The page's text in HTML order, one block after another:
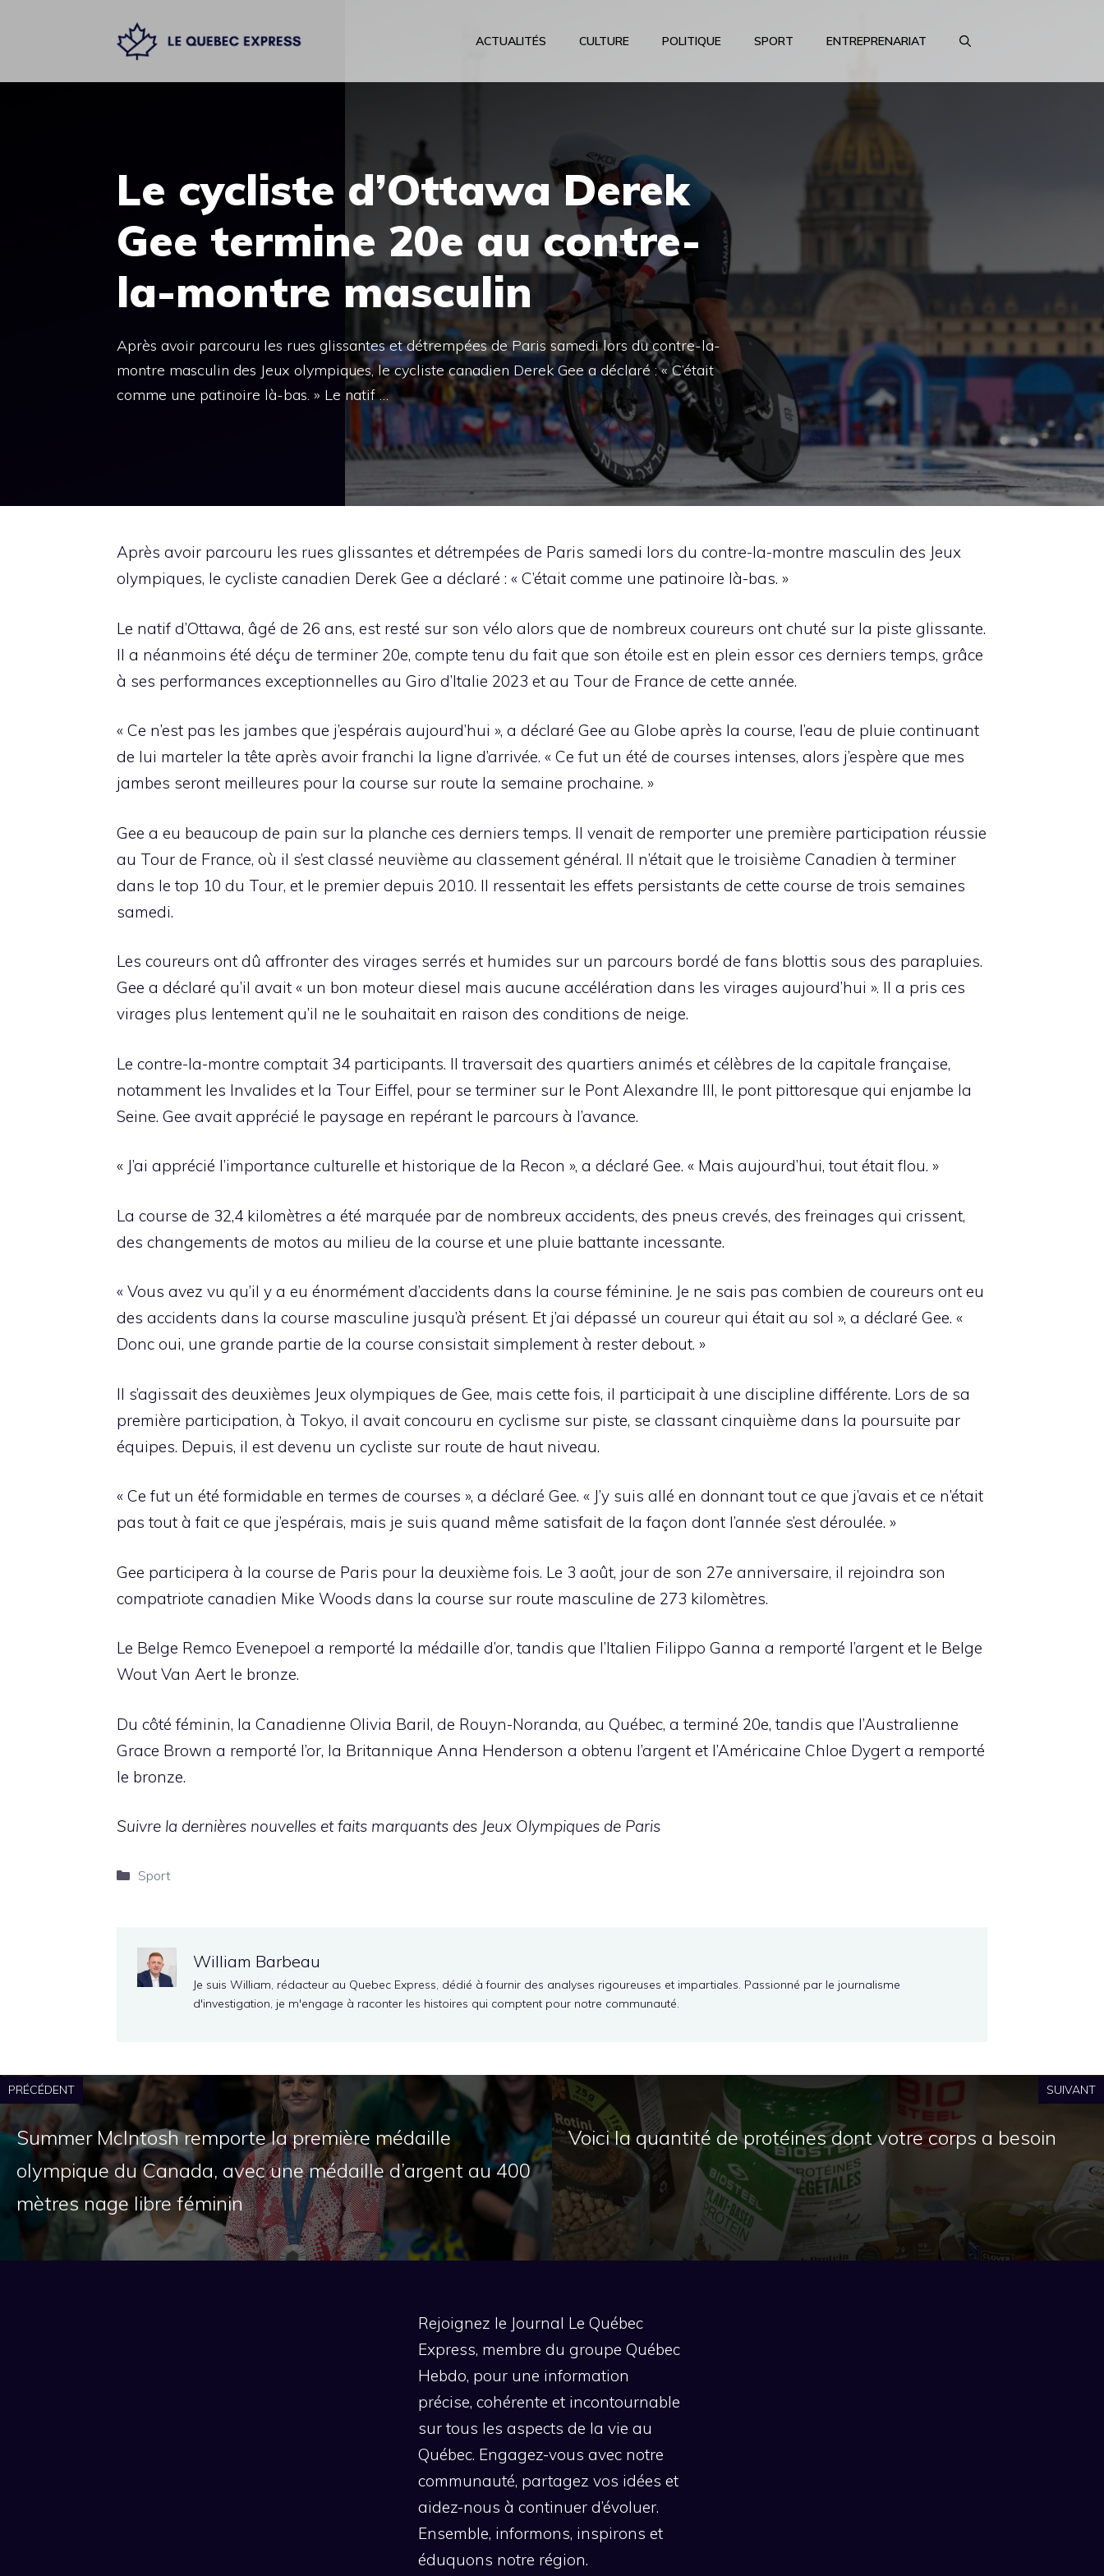
ACTUALITÉS CULTURE POLITIQUE SPORT ENTREPRENARIAT
Le cycliste d’Ottawa Derek
Gee termine 20e au contre-
la-montre masculin
Après avoir parcouru les rues glissantes et détrempées de Paris samedi lors du contre-la-
montre masculin des Jeux olympiques, le cycliste canadien Derek Gee a déclaré : « C’était
comme une patinoire là-bas. » Le natif …
Après avoir parcouru les rues glissantes et détrempées de Paris samedi lors du contre-la-montre masculin des Jeux
olympiques, le cycliste canadien Derek Gee a déclaré : « C’était comme une patinoire là-bas. »
Le natif d’Ottawa, âgé de 26 ans, est resté sur son vélo alors que de nombreux coureurs ont chuté sur la piste glissante.
Il a néanmoins été déçu de terminer 20e, compte tenu du fait que son étoile est en plein essor ces derniers temps, grâce
à ses performances exceptionnelles au Giro d’Italie 2023 et au Tour de France de cette année.
« Ce n’est pas les jambes que j’espérais aujourd’hui », a déclaré Gee au Globe après la course, l’eau de pluie continuant
de lui marteler la tête après avoir franchi la ligne d’arrivée. « Ce fut un été de courses intenses, alors j’espère que mes
jambes seront meilleures pour la course sur route la semaine prochaine. »
Gee a eu beaucoup de pain sur la planche ces derniers temps. Il venait de remporter une première participation réussie
au Tour de France, où il s’est classé neuvième au classement général. Il n’était que le troisième Canadien à terminer
dans le top 10 du Tour, et le premier depuis 2010. Il ressentait les effets persistants de cette course de trois semaines
samedi.
Les coureurs ont dû affronter des virages serrés et humides sur un parcours bordé de fans blottis sous des parapluies.
Gee a déclaré qu’il avait « un bon moteur diesel mais aucune accélération dans les virages aujourd’hui ». Il a pris ces
virages plus lentement qu’il ne le souhaitait en raison des conditions de neige.
Le contre-la-montre comptait 34 participants. Il traversait des quartiers animés et célèbres de la capitale française,
notamment les Invalides et la Tour Eiffel, pour se terminer sur le Pont Alexandre III, le pont pittoresque qui enjambe la
Seine. Gee avait apprécié le paysage en repérant le parcours à l’avance.
« J’ai apprécié l’importance culturelle et historique de la Recon », a déclaré Gee. « Mais aujourd’hui, tout était flou. »
La course de 32,4 kilomètres a été marquée par de nombreux accidents, des pneus crevés, des freinages qui crissent,
des changements de motos au milieu de la course et une pluie battante incessante.
« Vous avez vu qu’il y a eu énormément d’accidents dans la course féminine. Je ne sais pas combien de coureurs ont eu
des accidents dans la course masculine jusqu’à présent. Et j’ai dépassé un coureur qui était au sol », a déclaré Gee. «
Donc oui, une grande partie de la course consistait simplement à rester debout. »
Il s’agissait des deuxièmes Jeux olympiques de Gee, mais cette fois, il participait à une discipline différente. Lors de sa
première participation, à Tokyo, il avait concouru en cyclisme sur piste, se classant cinquième dans la poursuite par
équipes. Depuis, il est devenu un cycliste sur route de haut niveau.
« Ce fut un été formidable en termes de courses », a déclaré Gee. « J’y suis allé en donnant tout ce que j’avais et ce n’était
pas tout à fait ce que j’espérais, mais je suis quand même satisfait de la façon dont l’année s’est déroulée. »
Gee participera à la course de Paris pour la deuxième fois. Le 3 août, jour de son 27e anniversaire, il rejoindra son
compatriote canadien Mike Woods dans la course sur route masculine de 273 kilomètres.
Le Belge Remco Evenepoel a remporté la médaille d’or, tandis que l’Italien Filippo Ganna a remporté l’argent et le Belge
Wout Van Aert le bronze.
Du côté féminin, la Canadienne Olivia Baril, de Rouyn-Noranda, au Québec, a terminé 20e, tandis que l’Australienne
Grace Brown a remporté l’or, la Britannique Anna Henderson a obtenu l’argent et l’Américaine Chloe Dygert a remporté
le bronze.
Suivre la dernières nouvelles et faits marquants des Jeux Olympiques de Paris
Catégories
Sport
William Barbeau
Je suis William, rédacteur au Quebec Express, dédié à fournir des analyses rigoureuses et impartiales. Passionné par le journalisme
d'investigation, je m'engage à raconter les histoires qui comptent pour notre communauté.
PRÉCÉDENT
Summer McIntosh remporte la première médaille
olympique du Canada, avec une médaille d’argent au 400
mètres nage libre féminin
SUIVANT
Voici la quantité de protéines dont votre corps a besoin
Rejoignez le Journal Le Québec
Express, membre du groupe Québec
Hebdo, pour une information
précise, cohérente et incontournable
sur tous les aspects de la vie au
Québec. Engagez-vous avec notre
communauté, partagez vos idées et
aidez-nous à continuer d’évoluer.
Ensemble, informons, inspirons et
éduquons notre région.